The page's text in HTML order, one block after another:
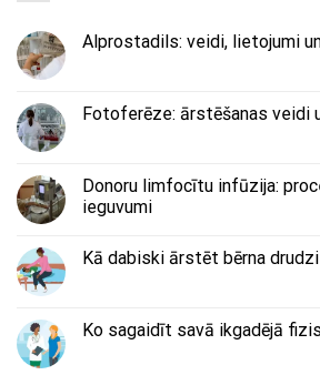
Alprostadils: veidi, lietojumi
Fotoferēze: ārstēšanas veidi
Donoru limfocītu infūzija:
ieguvumi
Kā dabiski ārstēt bērna drudzi
Ko sagaidīt savā ikgadējā